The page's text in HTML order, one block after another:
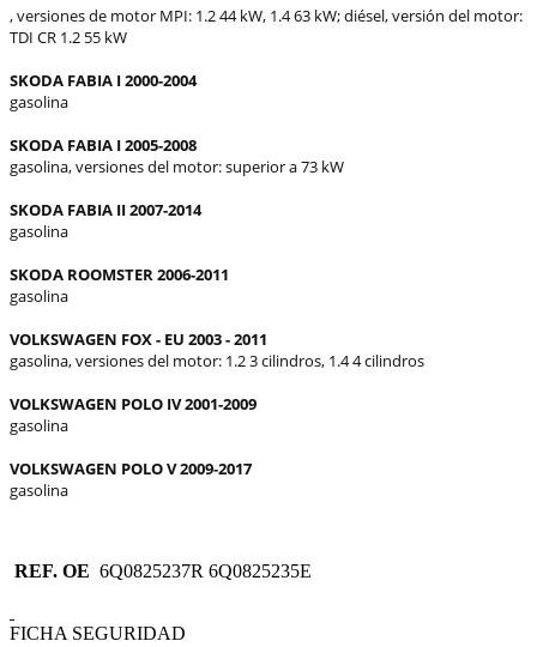
, versiones de motor MPI: 1.2 44 kW, 1.4 63 kW;diésel, versión del motor:
TDI CR 1.2 55 kW
SKODA FABIA I 2000-2004
gasolina
SKODA FABIA I 2005-2008
gasolina, versiones del motor: superior a 73 kW
SKODA FABIA II2007-2014
gasolina
SKODA ROOMSTER 2006-2011
gasolina
VOLKSWAGEN FOX - EU 2003 - 2011
gasolina, versiones del motor: 1.2 3 cilindros, 1.4 4 cilindros
VOLKSWAGEN POLO IV 2001-2009
gasolina
VOLKSWAGEN POLO V 2009-2017
gasolina
REF. OE 6Q0825237R 6Q0825235E
FICHA SEGURIDAD